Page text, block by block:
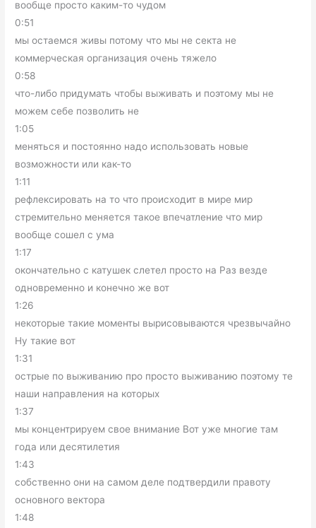
вообще просто каким-то чудом
0:51
мы остаемся живы потому что мы не секта не
коммерческая организация очень тяжело
0:58
что-либо придумать чтобы выживать и поэтому мы не
можем себе позволить не
1:05
меняться и постоянно надо использовать новые
возможности или как-то
1:11
рефлексировать на то что происходит в мире мир
стремительно меняется такое впечатление что мир
вообще сошел с ума
1:17
окончательно с катушек слетел просто на Раз везде
одновременно и конечно же вот
1:26
некоторые такие моменты вырисовываются чрезвычайно
Ну такие вот
1:31
острые по выживанию про просто выживанию поэтому те
наши направления на которых
1:37
мы концентрируем свое внимание Вот уже многие там
года или десятилетия
1:43
собственно они на самом деле подтвердили правоту
основного вектора
1:48